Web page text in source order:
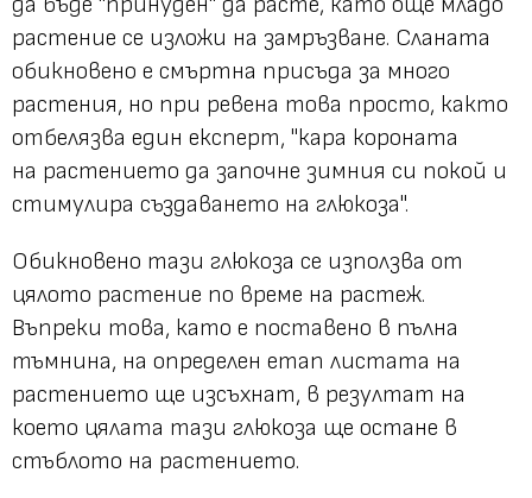
растение се изложи на замръзване. Сланата
обикновено е смъртна присъда за много
растения, но при ревена това просто, както
отбелязва един експерт, "кара короната
на растението да започне зимния си покой и
стимулира създаването на глюкоза".
Обикновено тази глюкоза се използва от
цялото растение по време на растеж.
Въпреки това, като е поставено в пълна
тъмнина, на определен етап листата на
растението ще изсъхнат, в резултат на
което цялата тази глюкоза ще остане в
стъблото на растението.